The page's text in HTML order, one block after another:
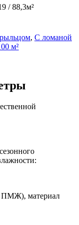
/ 88,3м²
, С ломаной
м²
ПМЖ), материал